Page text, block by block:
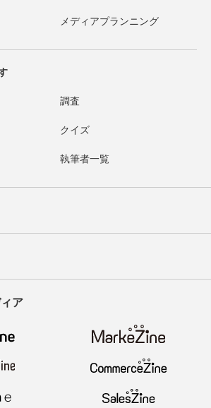
メディアプランニング
調査
クイズ
執筆者一覧
ア